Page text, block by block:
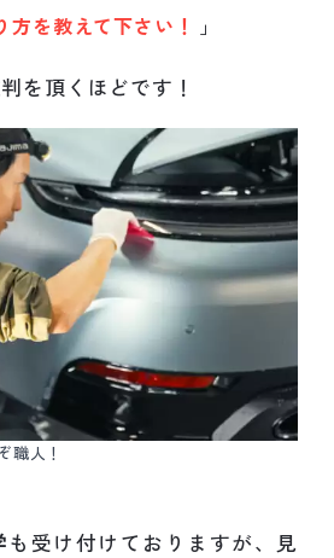
方を教えて下さい！
」
を頂くほどです！
職人！
も受け付けておりますが、見